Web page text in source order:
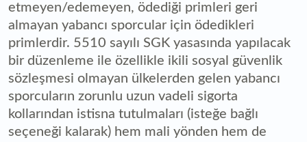
etmeyen/edemeyen, ödediği primleri geri
almayan yabancı sporcular için ödedikleri
primlerdir. 5510 sayılı SGK yasasında yapılacak
bir düzenleme ile özellikle ikili sosyal güvenlik
sözleşmesi olmayan ülkelerden gelen yabancı
sporcuların zorunlu uzun vadeli sigorta
kollarından istisna tutulmaları (isteğe bağlı
seçeneği kalarak) hem mali yönden hem de